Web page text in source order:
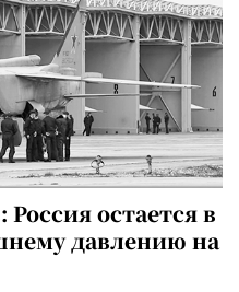
остается в
давлению на